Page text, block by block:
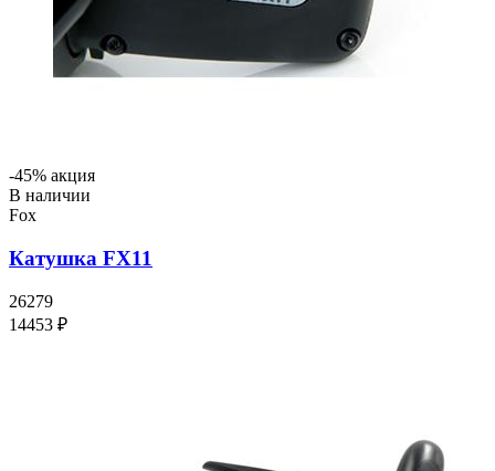
-45% акция
В наличии
Fox
Катушка FX11
26279
14453 ₽